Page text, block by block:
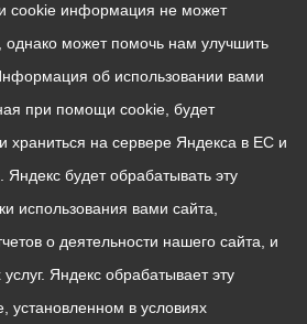
cookie информация не может
однако может помочь нам улучшить
об использовании вами
при помощи cookie, будет
храниться на сервере Яндекса в ЕС и
будет обрабатывать эту
использования вами сайта,
о деятельности нашего сайта, и
Яндекс обрабатывает эту
в условиях